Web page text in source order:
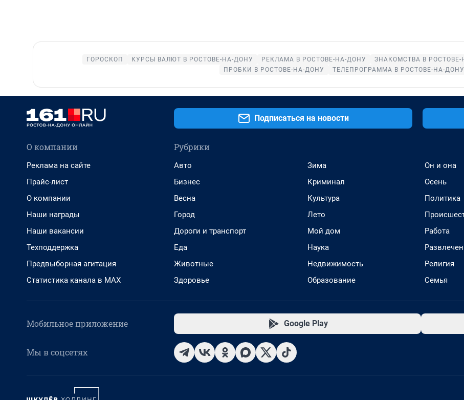
ГОРОСКОП КУРСЫ ВАЛЮТ В РОСТОВЕ-НА-ДОНУ РЕКЛАМА В РОСТОВЕ-НА-ДОНУ ЗНАКОМСТВА В РОСТОВЕ-
ПРОБКИ В РОСТОВЕ-НА-ДОНУ
ТЕЛЕПРОГРАММА В РОСТОВЕ-НА-ДОНУ
Подписаться на новости
О компании
Реклама на сайте
Прайс-лист
О компании
Наши награды
Наши вакансии
Техподдержка
Предвыборная агитация
Статистика канала в MAX
Рубрики
Авто
Бизнес
Весна
Город
Дороги и транспорт
Еда
Животные
Здоровье
Зима
Криминал
Культура
Лето
Мой дом
Наука
Недвижимость
Образование
Он и она
Осень
Политика
Работа
Религия
Семья
Мобильное приложение Google Play
Мы в соцсетях